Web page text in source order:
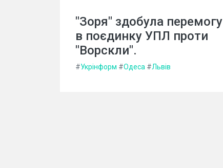
"Зоря" здобула перемогу
в поєдинку УПЛ проти
"Ворскли".
#Укрінформ #Одеса #Львів